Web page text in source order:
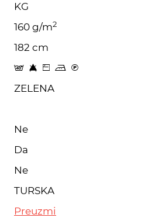
KG
160 g/m2
182 cm
t 8 Z p C
ZELENA
Ne
Da
Ne
TURSKA
Preuzmi